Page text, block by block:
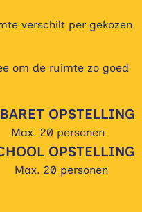
verschilt per gekozen
om de ruimte zo goed
OPSTELLING
Max. 20 personen
OPSTELLING
Max. 20 personen